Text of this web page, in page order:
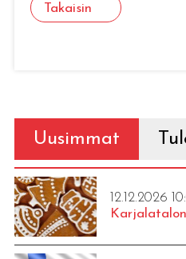
Takaisin
Uusimmat
12.12.2026